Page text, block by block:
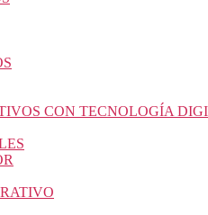
CON TECNOLOGÍA